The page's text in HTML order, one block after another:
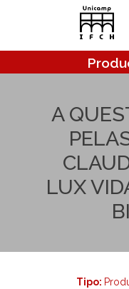
Pular para o conteúdo
A
LUX
Tipo: